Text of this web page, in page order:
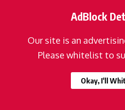
AdBlock
Our site is an
Please whitelist to
Okay, I'll